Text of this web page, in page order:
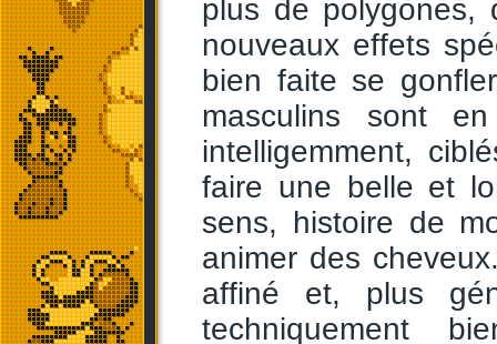
plus de polygones,
nouveaux effets
bien faite se
masculins sont
intelligemment,
faire une belle et
sens, histoire de
animer des
affiné et, plus
techniquement